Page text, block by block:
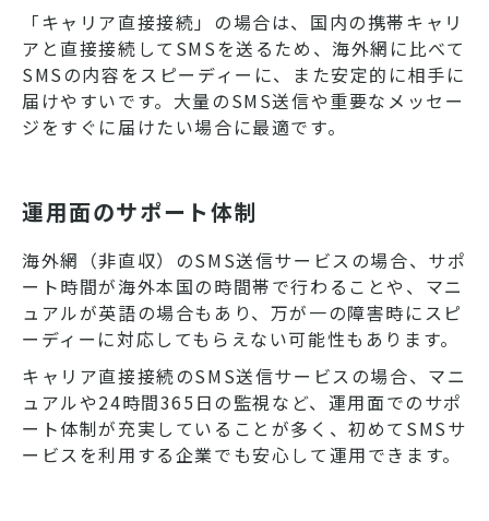
「キャリア直接接続」の場合は、国内の携帯キャリ
アと直接接続してSMSを送るため、海外網に比べて
SMSの内容をスピーディーに、また安定的に相手に
届けやすいです。大量のSMS送信や重要なメッセー
ジをすぐに届けたい場合に最適です。
運用面のサポート体制
海外網（非直収）のSMS送信サービスの場合、サポ
ート時間が海外本国の時間帯で行わることや、マニ
ュアルが英語の場合もあり、万が一の障害時にスピ
ーディーに対応してもらえない可能性もあります。
キャリア直接接続のSMS送信サービスの場合、マニ
ュアルや24時間365日の監視など、運用面でのサポ
ート体制が充実していることが多く、初めてSMSサ
ービスを利用する企業でも安心して運用できます。